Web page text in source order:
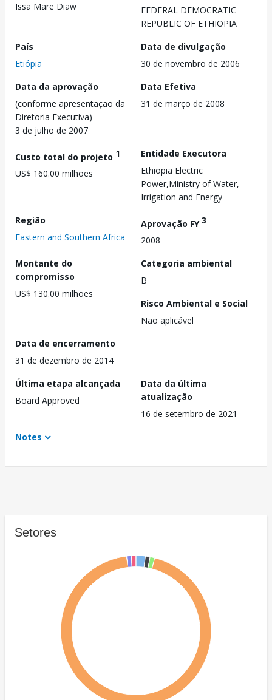
Issa Mare Diaw
FEDERAL DEMOCRATIC
REPUBLIC OF ETHIOPIA
País
Etiópia
Data de divulgação
30 de novembro de 2006
Data da aprovação
(conforme apresentação da
Diretoria Executiva)
3 de julho de 2007
Data Efetiva
31 de março de 2008
Custo total do projeto 1
US$ 160.00 milhões
Entidade Executora
Ethiopia Electric
Power,Ministry of Water,
Irrigation and Energy
Região
Eastern and Southern Africa
Aprovação FY3
2008
Montante do
compromisso
US$ 130.00 milhões
Categoria ambiental
B
Risco Ambiental e Social
Não aplicável
Data de encerramento
31 de dezembro de 2014
Última etapa alcançada
Board Approved
Data da última
atualização
16 de setembro de 2021
Notes
Setores